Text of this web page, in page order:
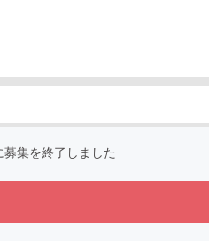
募集を終了しました